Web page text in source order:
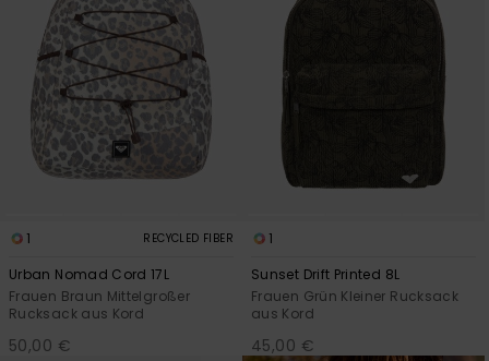
1 RECYCLED FIBER
Urban Nomad Cord 17L
Frauen Braun Mittelgroßer
Rucksack aus Kord
50,00 €
1
Sunset Drift Printed 8L
Frauen Grün Kleiner Rucksack
aus Kord
45,00 €